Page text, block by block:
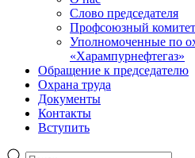
Слово председателя
Профсоюзный комитет
Уполномоченные по
«Харампурнефтегаз»
Обращение к председателю
Охрана труда
Документы
Контакты
Вступить